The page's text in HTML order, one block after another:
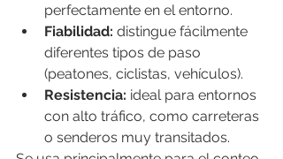
perfectamente en el entorno.
Fiabilidad: distingue fácilmente
diferentes tipos de paso
(peatones, ciclistas, vehículos).
Resistencia: ideal para entornos
con alto tráfico, como carreteras
o senderos muy transitados.